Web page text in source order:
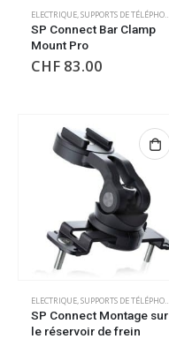
ELECTRIQUE,SUPPORTS DE TÉLÉPHONE/GPS
SP Connect Bar Clamp
Mount Pro
CHF 83.00
ELECTRIQUE,SUPPORTS DE TÉLÉPHONE/GPS
SP Connect Montage sur
le réservoir de frein